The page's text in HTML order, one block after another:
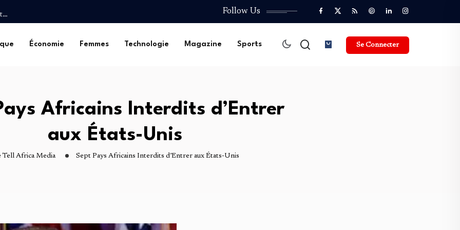
pour une Deuxième
pour une Deuxième
Follow Us
Économie Femmes Technologie Magazine Sports Se Connecter
Africains Interdits d’Entrer
aux États-Unis
Tell Africa Media Sept Pays Africains Interdits d’Entrer aux États-Unis